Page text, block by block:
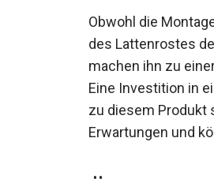
Obwohl die
des Lattenrostes
machen ihn zu
Eine Investition in
zu diesem Produkt
Erwartungen und